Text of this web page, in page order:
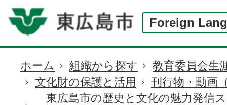
Foreign
現
在
ホーム 組織から探す
教育委員会生
文化財の保護と活用
刊行物・動画
「東広島市の歴史と文化の魅力発信